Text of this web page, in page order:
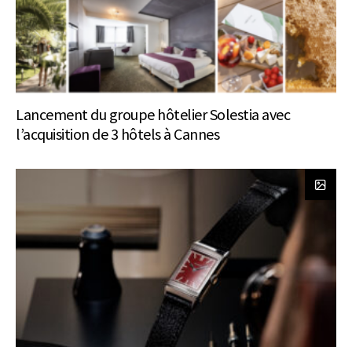
Lancement du groupe hôtelier Solestia avec
l’acquisition de 3 hôtels à Cannes